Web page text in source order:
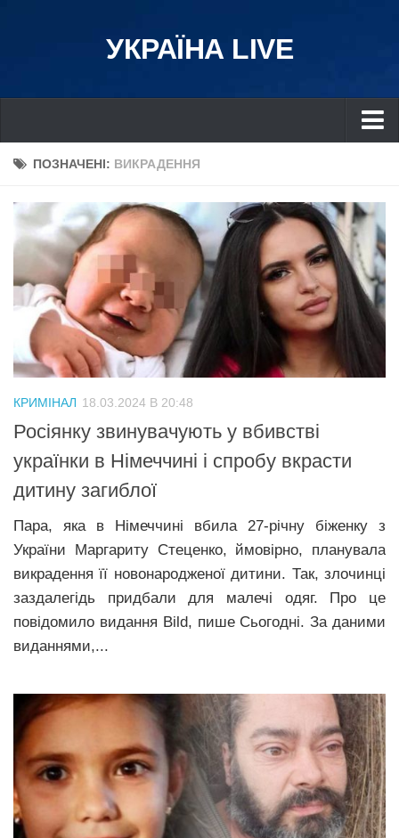
УКРАЇНА LIVE
Україна
Дніпро
Львів
Івано-Франківськ
Харків
Донбас
Одеса
Схід
Прикарпаття
Економіка
Політика
Світ
Цікаво
Технології
Історії
Привітання
Події
Трагедії
ПОЗНАЧЕНІ: ВИКРАДЕННЯ
КРИМІНАЛ 18.03.2024 В 20:48
Росіянку звинувачують у вбивстві
українки в Німеччині і спробу вкрасти
дитину загиблої
Пара, яка в Німеччині вбила 27-річну біженку з
України Маргариту Стеценко, ймовірно, планувала
викрадення її новонародженої дитини. Так, злочинці
заздалегідь придбали для малечі одяг. Про це
повідомило видання Bild, пише Сьогодні. За даними
виданнями,...